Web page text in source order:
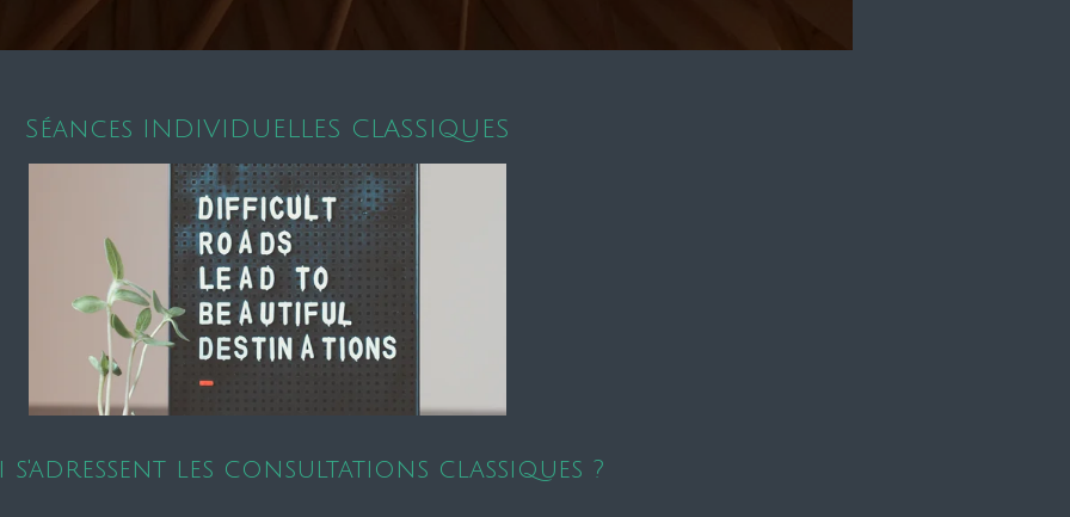
Séances INDIVIDUELLES CLASSIQUES
s'adressent les consultations classiques ?